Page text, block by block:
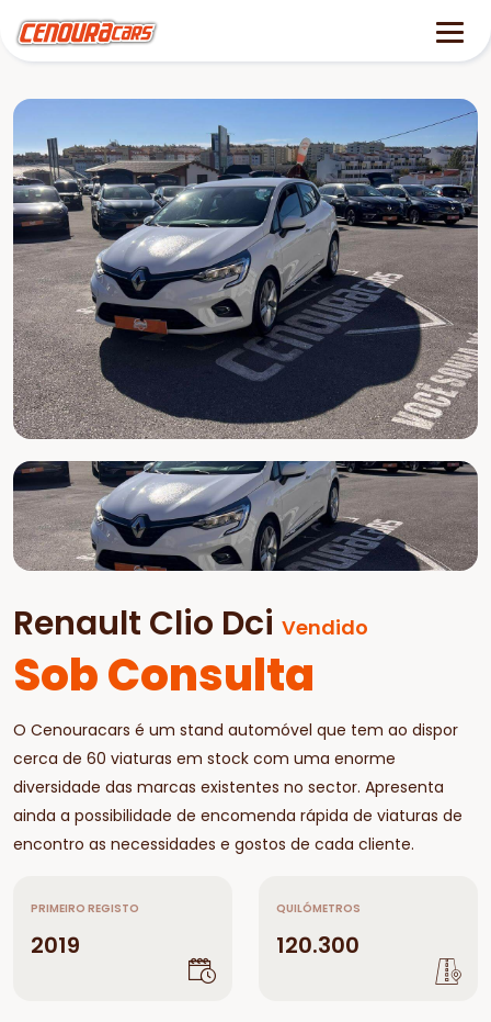
Renault Clio Dci Vendido
Sob Consulta
O Cenouracars é um stand automóvel que tem ao dispor
cerca de 60 viaturas em stock com uma enorme
diversidade das marcas existentes no sector. Apresenta
ainda a possibilidade de encomenda rápida de viaturas de
encontro as necessidades e gostos de cada cliente.
PRIMEIRO REGISTO
2019
QUILÓMETROS
120.300